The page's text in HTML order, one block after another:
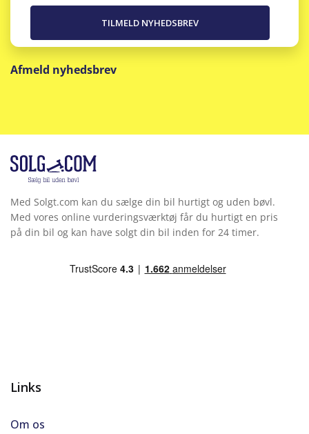
Afmeld nyhedsbrev
Med Solgt.com kan du sælge din bil hurtigt og uden bøvl.
Med vores online vurderingsværktøj får du hurtigt en pris
på din bil og kan have solgt din bil inden for 24 timer.
Links
Om os